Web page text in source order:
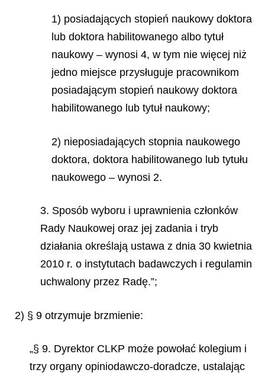
1) posiadających stopień naukowy doktora
lub doktora habilitowanego albo tytuł
naukowy – wynosi 4, w tym nie więcej niż
jedno miejsce przysługuje pracownikom
posiadającym stopień naukowy doktora
habilitowanego lub tytuł naukowy;
2) nieposiadających stopnia naukowego
doktora, doktora habilitowanego lub tytułu
naukowego – wynosi 2.
3. Sposób wyboru i uprawnienia członków
Rady Naukowej oraz jej zadania i tryb
działania określają ustawa z dnia 30 kwietnia
2010 r. o instytutach badawczych i regulamin
uchwalony przez Radę.”;
2) § 9 otrzymuje brzmienie:
„§ 9. Dyrektor CLKP może powołać kolegium i
trzy organy opiniodawczo-doradcze, ustalając